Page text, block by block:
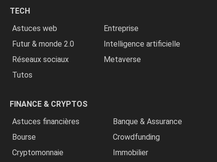
TECH
Astuces web
Entreprise
Futur & monde 2.0
Intelligence artificielle
Réseaux sociaux
Metaverse
Tutos
FINANCE & CRYPTOS
Astuces financières
Banque & Assurance
Bourse
Crowdfunding
Cryptomonnaie
Immobilier